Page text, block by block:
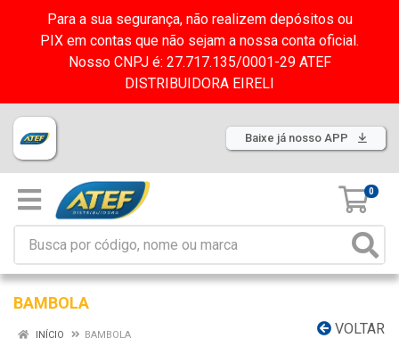
Para a sua segurança, não realizem depósitos ou
PIX em contas que não sejam a nossa conta oficial.
Nosso CNPJ é: 27.717.135/0001-29 ATEF
DISTRIBUIDORA EIRELI
Baixe já nosso APP
0
BAMBOLA
VOLTAR
INÍCIO BAMBOLA